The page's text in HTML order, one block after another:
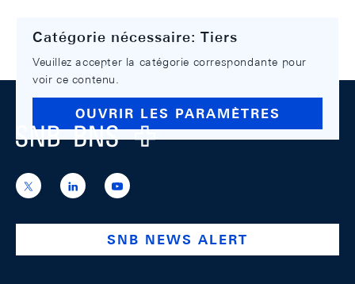
Catégorie nécessaire: Tiers
Veuillez accepter la catégorie correspondante pour
voir ce contenu.
OUVRIR LES PARAMÈTRES
Footer
Logo
https://x.com/snb_bns
https://ch.linkedin.com/company/swiss-
national-
https://www.youtube.com/
SNB NEWS ALERT